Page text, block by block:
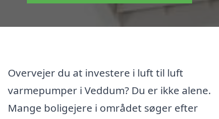
Overvejer du at investere i luft til luft
varmepumper i Veddum? Du er ikke alene.
Mange boligejere i området søger efter